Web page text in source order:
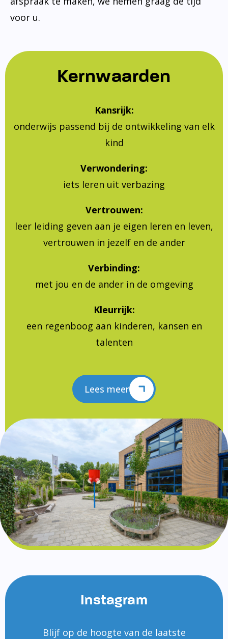
voor u.
Kernwaarden
Kansrijk:
onderwijs passend bij de ontwikkeling van elk
kind
Verwondering:
iets leren uit verbazing
Vertrouwen:
leer leiding geven aan je eigen leren en leven,
vertrouwen in jezelf en de ander
Verbinding:
met jou en de ander in de omgeving
Kleurrijk:
een regenboog aan kinderen, kansen en
talenten
Lees meer
Instagram
Blijf op de hoogte van de laatste